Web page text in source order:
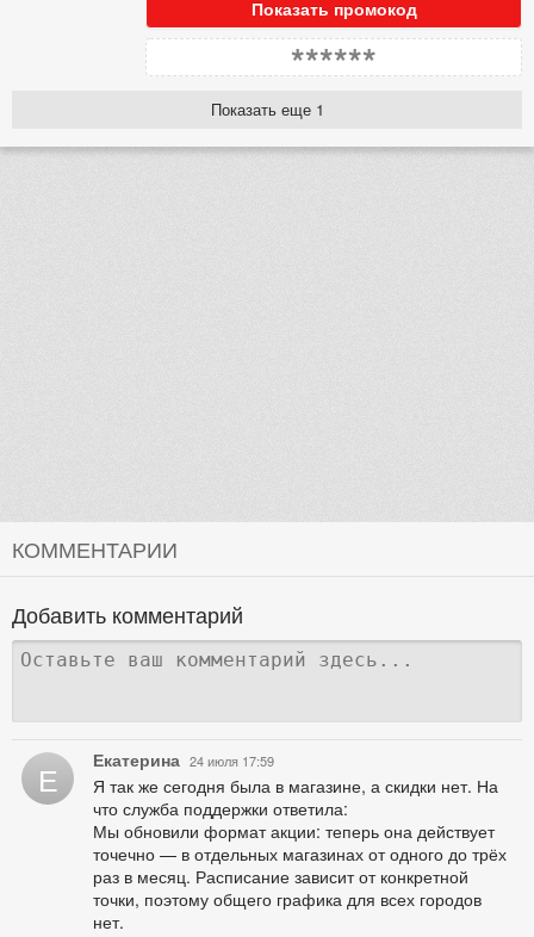
Показать промокод
******
Показать еще 1
КОММЕНТАРИИ
Добавить комментарий
Е Екатерина 24 июля 17:59
Я так же сегодня была в магазине, а скидки нет. На
что служба поддержки ответила:
Мы обновили формат акции: теперь она действует
точечно — в отдельных магазинах от одного до трёх
раз в месяц. Расписание зависит от конкретной
точки, поэтому общего графика для всех городов
нет.